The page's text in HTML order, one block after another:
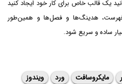
یک قالب خاص برای کار خود ایجاد کنید
هدینگ‌ها و فصل‌ها و همین‌طور
ساده و سریع شود.
مایکروسافت ورد ویندوز